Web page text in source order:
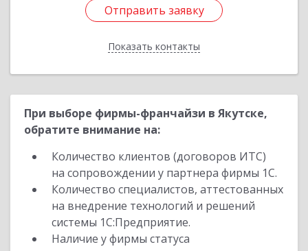
Отправить заявку
Показать контакты
Отправить заявку
Назад
При выборе фирмы-франчайзи в Якутске,
обратите внимание на:
Количество клиентов (договоров ИТС)
на сопровождении у партнера фирмы 1С.
Количество специалистов, аттестованных
на внедрение технологий и решений
системы 1С:Предприятие.
Наличие у фирмы статуса